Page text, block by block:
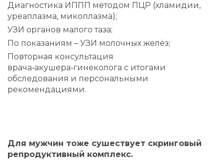
Диагностика ИППП методом ПЦР (хламидии,
уреаплазма, микоплазма);
УЗИ органов малого таза;
По показаниям – УЗИ молочных желёз;
Повторная консультация
врача‑акушера‑гинеколога с итогами
обследования и персональными
рекомендациями.
Для мужчин тоже сушествует скринговый
репродуктивный комплекс.